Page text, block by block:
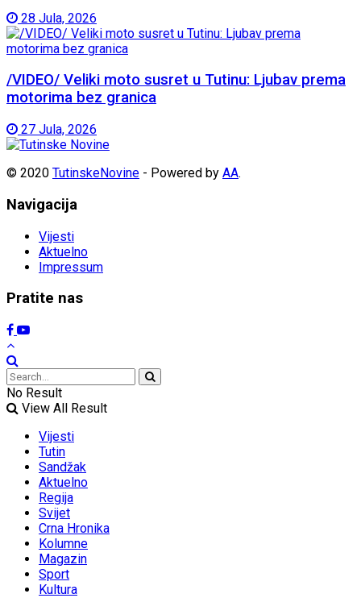
28 Jula, 2026
/VIDEO/ Veliki moto susret u Tutinu: Ljubav prema
motorima bez granica
27 Jula, 2026
© 2020 TutinskeNovine - Powered by AA.
Navigacija
Vijesti
Aktuelno
Impressum
Pratite nas
No Result
View All Result
Vijesti
Tutin
Sandžak
Aktuelno
Regija
Svijet
Crna Hronika
Kolumne
Magazin
Sport
Kultura